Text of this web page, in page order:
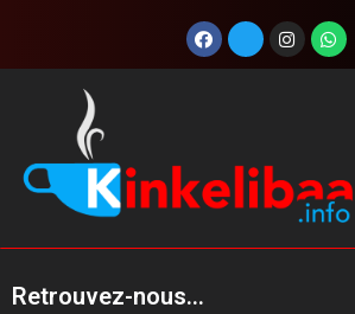
Retrouvez-nous...